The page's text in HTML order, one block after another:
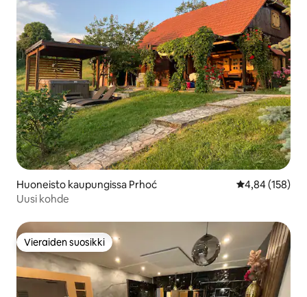
Huoneisto kaupungissa Prhoć
4,84 (158)
Uusi kohde
Vieraiden suosikki
Vieraiden suosikki